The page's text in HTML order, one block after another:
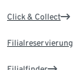
Click & Collect
Filialreservierung